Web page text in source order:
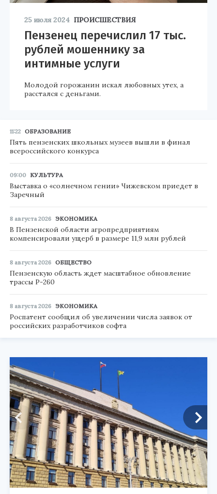
25 июля 2024 ПРОИСШЕСТВИЯ
Пензенец перечислил 17 тыс.
рублей мошеннику за
интимные услуги
Молодой горожанин искал любовных утех, а
расстался с деньгами.
11:22 ОБРАЗОВАНИЕ
Пять пензенских школьных музеев вышли в финал
всероссийского конкурса
09:00 КУЛЬТУРА
Выставка о «солнечном гении» Чижевском приедет в
Заречный
8 августа 2026 ЭКОНОМИКА
В Пензенской области агропредприятиям
компенсировали ущерб в размере 11,9 млн рублей
8 августа 2026 ОБЩЕСТВО
Пензенскую область ждет масштабное обновление
трассы Р-260
8 августа 2026 ЭКОНОМИКА
Роспатент сообщил об увеличении числа заявок от
российских разработчиков софта